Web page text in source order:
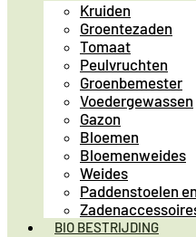
Kruiden
Groentezaden
Tomaat
Peulvruchten
Groenbemester
Voedergewassen
Gazon
Bloemen
Bloemenweides
Weides
Paddenstoelen
BIO BESTRIJDING